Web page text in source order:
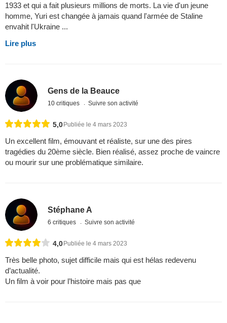
1933 et qui a fait plusieurs millions de morts. La vie d'un jeune
homme, Yuri est changée à jamais quand l'armée de Staline
envahit l'Ukraine ...
Lire plus
Gens de la Beauce
10 critiques Suivre son activité
5,0Publiée le 4 mars 2023
Un excellent film, émouvant et réaliste, sur une des pires
tragédies du 20ème siècle. Bien réalisé, assez proche de vaincre
ou mourir sur une problématique similaire.
Stéphane A
6 critiques Suivre son activité
4,0 Publiée le 4 mars 2023
Très belle photo, sujet difficile mais qui est hélas redevenu
d’actualité.
Un film à voir pour l’histoire mais pas que